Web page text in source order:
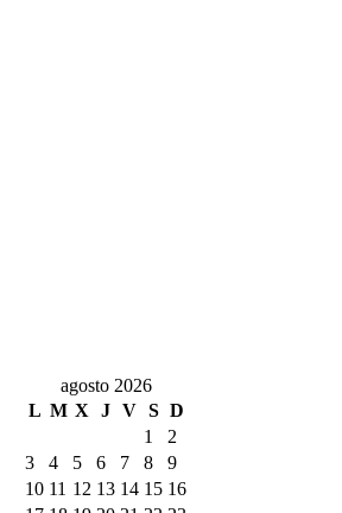
agosto 2026
L M X J V S D
1
2
3
4 5 6 7 8
9
10 11 12 13 14 15 16